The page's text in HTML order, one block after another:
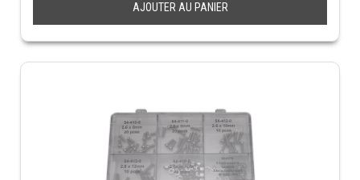
AJOUTER AU PANIER